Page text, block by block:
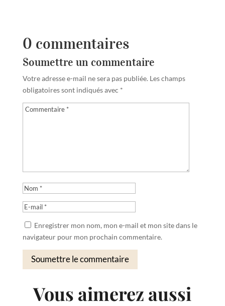
0 commentaires
Soumettre un commentaire
Votre adresse e-mail ne sera pas publiée. Les champs
obligatoires sont indiqués avec *
Enregistrer mon nom, mon e-mail et mon site dans le
navigateur pour mon prochain commentaire.
Soumettre le commentaire
Vous aimerez aussi